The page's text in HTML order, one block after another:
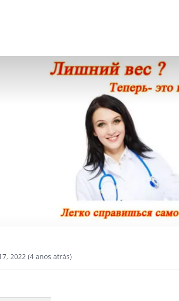
2022 (4 anos atrás)